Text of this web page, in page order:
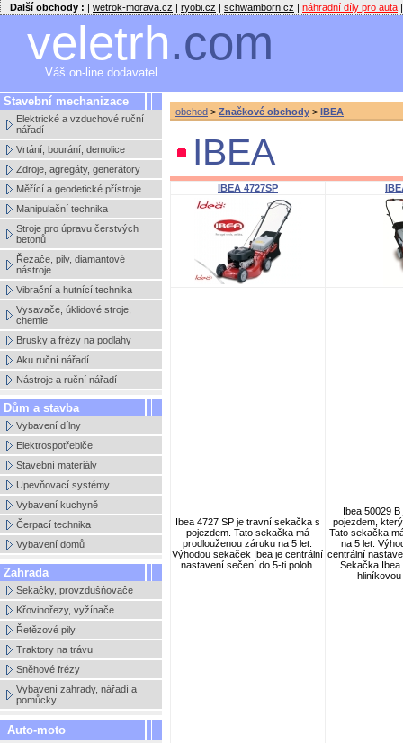
Další obchody : | wetrok-morava.cz | ryobi.cz | schwamborn.cz | náhradní díly pro auta |
veletrh.com
Váš on-line dodavatel
Stavební mechanizace
Elektrické a vzduchové ruční
nářadí
Vrtání, bourání, demolice
Zdroje, agregáty, generátory
Měřící a geodetické přístroje
Manipulační technika
Stroje pro úpravu čerstvých
betonů
Řezače, pily, diamantové
nástroje
Vibrační a hutnící technika
Vysavače, úklidové stroje,
chemie
Brusky a frézy na podlahy
Aku ruční nářadí
Nástroje a ruční nářadí
Dům a stavba
Vybavení dílny
Elektrospotřebiče
Stavební materiály
Upevňovací systémy
Vybavení kuchyně
Čerpací technika
Vybavení domů
Zahrada
Sekačky, provzdušňovače
Křovinořezy, vyžínače
Řetězové pily
Traktory na trávu
Sněhové frézy
Vybavení zahrady, nářadí a
pomůcky
Auto-moto
obchod > Značkové obchody > IBEA
IBEA
IBEA 4727SP
Ibea 4727 SP je travní sekačka s
pojezdem. Tato sekačka má
prodlouženou záruku na 5 let.
Výhodou sekaček Ibea je centrální
nastavení sečení do 5-ti poloh.
Ibea 50029
pojezdem,
Tato sekačka
na 5 let.
centrální
Sekačka